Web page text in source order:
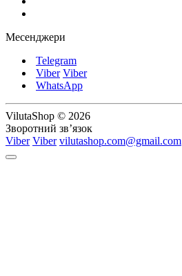
Месенджери
Telegram
Viber Viber
WhatsApp
VilutaShop © 2026
Зворотний зв’язок
Viber Viber vilutashop.com@gmail.com